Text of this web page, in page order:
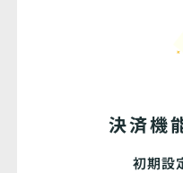
決済機
初期設